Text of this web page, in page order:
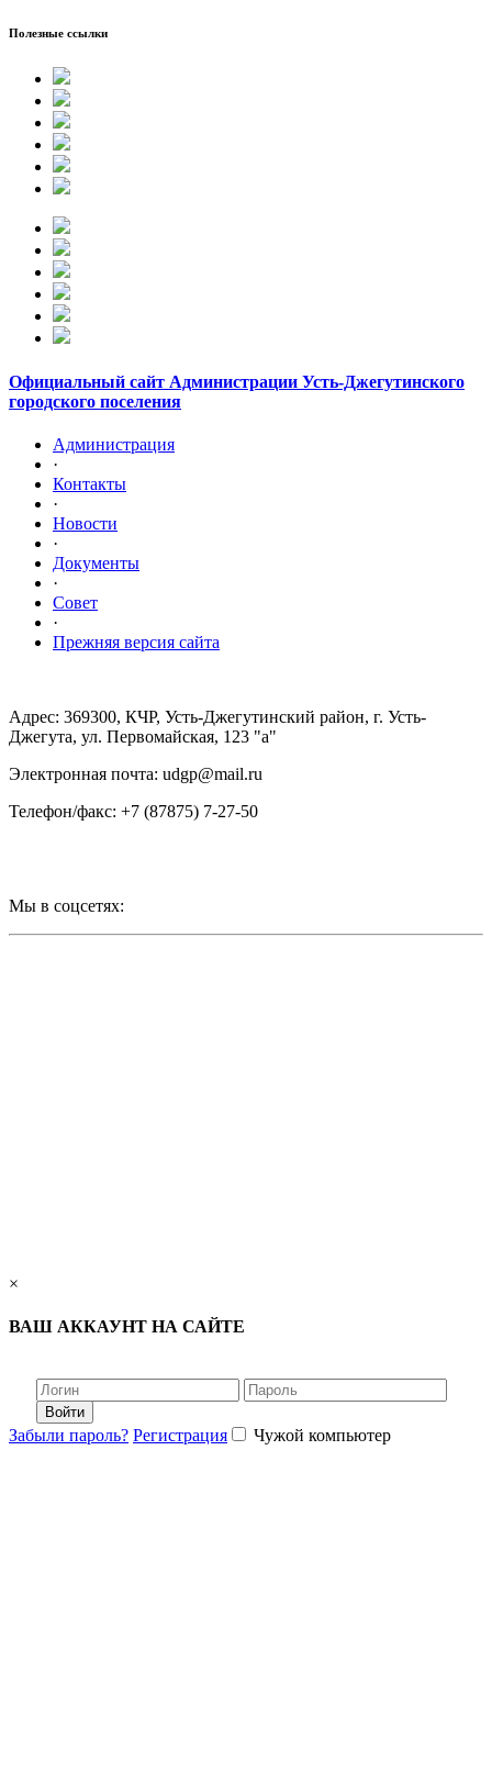
Полезные ссылки
Официальный сайт Администрации Усть-Джегутинского
городского поселения
Администрация
·
Контакты
·
Новости
·
Документы
·
Совет
·
Прежняя версия сайта
Адрес: 369300, КЧР, Усть-Джегутинский район, г. Усть-
Джегута, ул. Первомайская, 123 "а"
Электронная почта: udgp@mail.ru
Телефон/факс: +7 (87875) 7-27-50
Мы в соцсетях:
×
ВАШ АККАУНТ НА САЙТЕ
Войти
Забыли пароль? Регистрация Чужой компьютер